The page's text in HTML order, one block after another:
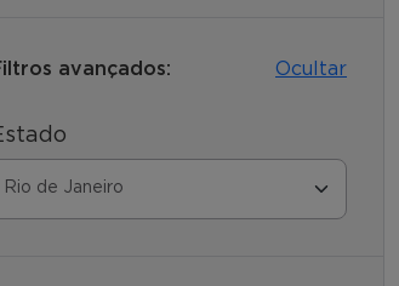
avançados: Ocultar